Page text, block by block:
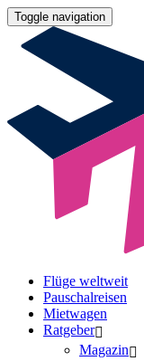
Toggle navigation
Flüge weltweit
Pauschalreisen
Mietwagen
Ratgeber
Magazin